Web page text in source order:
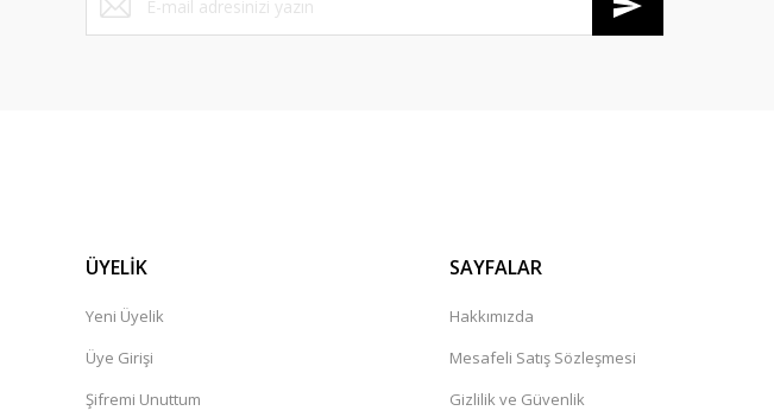
ÜYELİK
Yeni Üyelik
Üye Girişi
Şifremi Unuttum
SAYFALAR
Hakkımızda
Mesafeli Satış Sözleşmesi
Gizlilik ve Güvenlik